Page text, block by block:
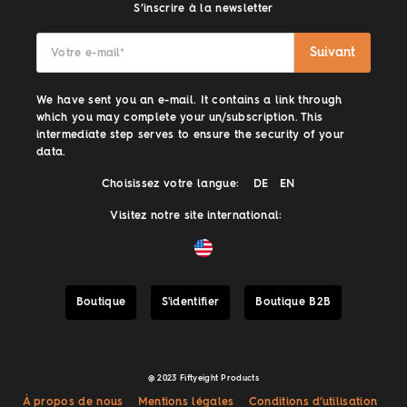
S’inscrire à la newsletter
Votre e-mail* Suivant
We have sent you an e-mail. It contains a link through
which you may complete your un/subscription. This
intermediate step serves to ensure the security of your
data.
Choisissez votre langue: DE EN
Visitez notre site international:
Boutique S'identifier Boutique B2B
@ 2023 Fiftyeight Products
À propos de nous Mentions légales Conditions d’utilisation